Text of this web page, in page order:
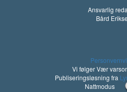
Ansvarlig
Bård
Vi følger Vær
Publiseringsløsning fra
Nattmodus